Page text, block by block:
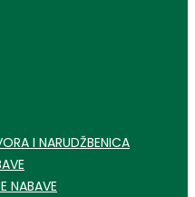
I NARUDŽBENICA
NABAVE